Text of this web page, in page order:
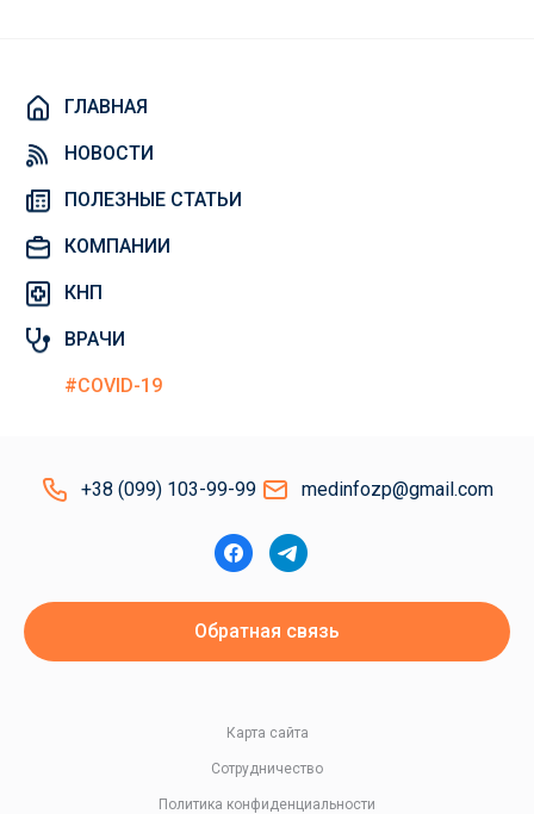
ГЛАВНАЯ
НОВОСТИ
ПОЛЕЗНЫЕ СТАТЬИ
КОМПАНИИ
КНП
ВРАЧИ
#COVID-19
+38 (099) 103-99-99 medinfozp@gmail.com
Обратная связь
Политика конфиденциальности
Сотрудничество
Карта сайта